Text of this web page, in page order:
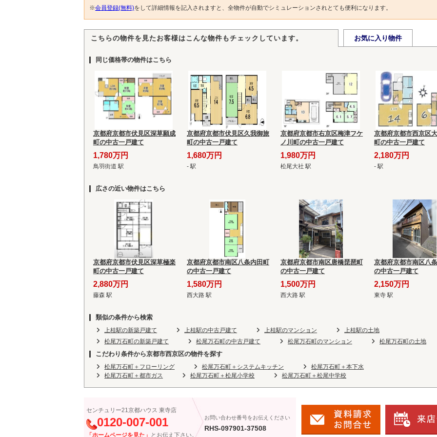
※会員登録(無料)をして詳細情報を記入されますと、全物件が自動でシミュレーションされとても便利になります。
こちらの物件を見たお客様はこんな物件もチェックしています。 お気に入り物件
同じ価格帯の物件はこちら
京都府京都市伏見区深草願成
町の中古一戸建て
1,780万円
鳥羽街道 駅
京都府京都市伏見区久我御旅
町の中古一戸建て
1,680万円
- 駅
京都府京都市右京区梅津フケ
ノ川町の中古一戸建て
1,980万円
松尾大社 駅
京都府京都市西京区
町の中古一戸建て
2,180万円
- 駅
広さの近い物件はこちら
京都府京都市伏見区深草極楽
町の中古一戸建て
2,880万円
藤森 駅
京都府京都市南区八条内田町
の中古一戸建て
1,580万円
西大路 駅
京都府京都市南区唐橋琵琶町
の中古一戸建て
1,500万円
西大路 駅
京都府京都市南区八
の中古一戸建て
2,150万円
東寺 駅
類似の条件から検索
上桂駅の新築戸建て 上桂駅の中古戸建て 上桂駅のマンション
上桂駅の土地
松尾万石町の新築戸建て
松尾万石町の中古戸建て 松尾万石町のマンション 松尾万石町の土地
こだわり条件から京都市西京区の物件を探す
松尾万石町＋フローリング 松尾万石町＋システムキッチン
松尾万石町＋本下水
松尾万石町＋都市ガス
松尾万石町＋松尾小学校 松尾万石町＋松尾中学校
センチュリー21京都ハウス 東寺店
0120-007-001
「ホームページを見た」 とお伝え下さい。
お問い合わせ番号をお伝えください
RHS-097901-37508